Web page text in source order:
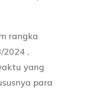
rangka
2024 ,
yang
para